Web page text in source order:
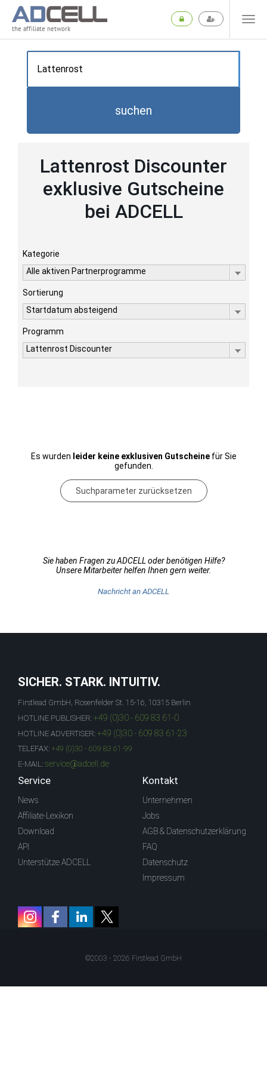
the affiliate network
suchen
Lattenrost Discounter
exklusive Gutscheine
bei ADCELL
Kategorie
Alle aktiven Partnerprogramme
Sortierung
Startdatum absteigend
Programm
Lattenrost Discounter
Es wurden leider keine exklusiven Gutscheinefür Sie
gefunden.
Suchparameter zurücksetzen
Sie haben Fragen zu ADCELL oder benötigen Hilfe?
Unsere Mitarbeiter helfen Ihnen gern weiter.
Nachricht an ADCELL
SICHER. STARK. INTUITIV.
Firstlead GmbH, Rosenfelder St. 15-16, 10315 Berlin
HOTLINE PUBLISHER: +49 (0)30 - 609 83 61-0
HOTLINE ADVERTISER: +49 (0)30 - 609 83 61-23
TELEFAX: +49 (0)30 - 609 83 61-99
E-MAIL: service@adcell.de
Service
News
Affiliate-Lexikon
Download
API
Unterstütze ADCELL
Kontakt
Unternehmen
Jobs
AGB & Datenschutzerklärung
FAQ
Datenschutz
Impressum
©2003 - 2026 Firstlead GmbH